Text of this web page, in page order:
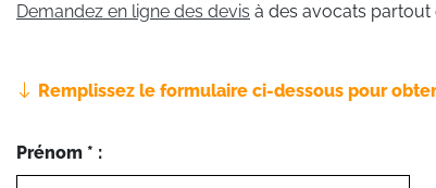
Demandez en ligne des devis à des avocats partout
Remplissez le formulaire ci-dessous pour
Prénom * :